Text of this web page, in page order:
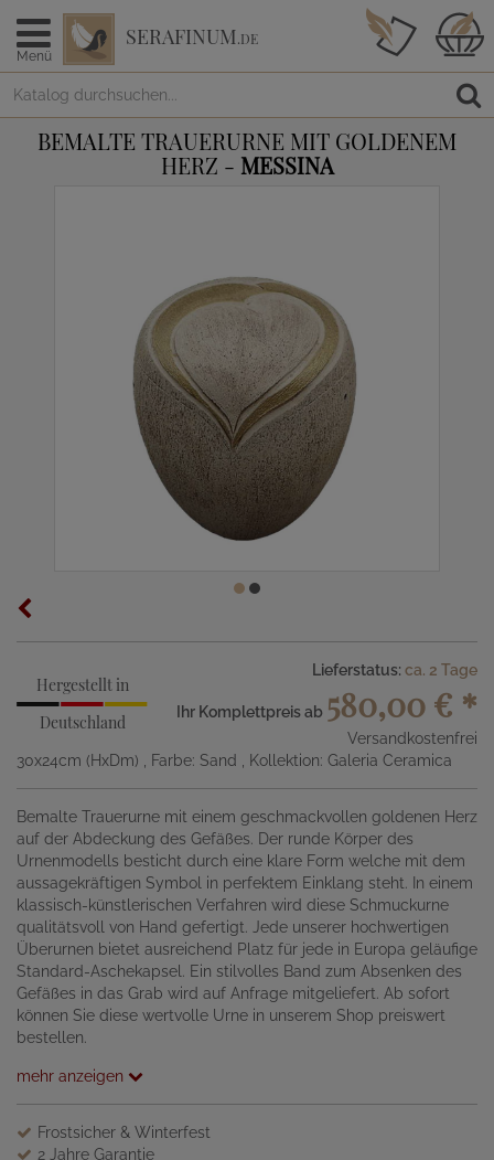
Menü
SERAFINUM.DE
BEMALTE TRAUERURNE MIT GOLDENEM
HERZ - MESSINA
Hergestellt in
Deutschland
Lieferstatus: ca. 2 Tage
Ihr Komplettpreis ab 580,00 € *
Versandkostenfrei
30x24cm (HxDm)
, Farbe: Sand , Kollektion: Galeria Ceramica
Bemalte Trauerurne mit einem geschmackvollen goldenen Herz
auf der Abdeckung des Gefäßes. Der runde Körper des
Urnenmodells besticht durch eine klare Form welche mit dem
aussagekräftigen Symbol in perfektem Einklang steht. In einem
klassisch-künstlerischen Verfahren wird diese Schmuckurne
qualitätsvoll von Hand gefertigt. Jede unserer hochwertigen
Überurnen bietet ausreichend Platz für jede in Europa geläufige
Standard-Aschekapsel. Ein stilvolles Band zum Absenken des
Gefäßes in das Grab wird auf Anfrage mitgeliefert. Ab sofort
können Sie diese wertvolle Urne in unserem Shop preiswert
bestellen.
mehr anzeigen
Frostsicher & Winterfest
2 Jahre Garantie